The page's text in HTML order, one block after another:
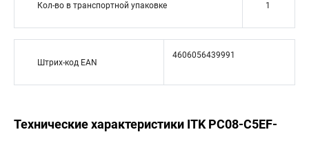
Кол-во в транспортной упаковке 1
Штрих-код EAN
4606056439991
Технические характеристики ITK PC08-C5EF-